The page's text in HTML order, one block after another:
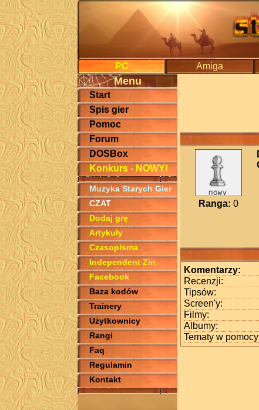
PC Amiga
Menu
Start
Spis gier
Pomoc
Forum
DOSBox
Konkurs - NOWY!
Muzyka Starych Gier
CZAT
Dodaj grę
Artykuły
Czasopisma
Independent Zin
Facebook
Baza kodów
Trainery
Użytkownicy
Rangi
Faq
Regulamin
Kontakt
Ranga: 0
Komentarzy:
Recenzji:
Tipsów:
Screen'y:
Filmy:
Albumy:
Tematy w